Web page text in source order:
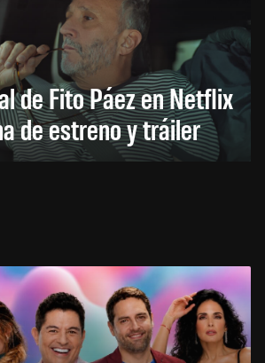
de Fito Páez en Netflix
de estreno y tráiler